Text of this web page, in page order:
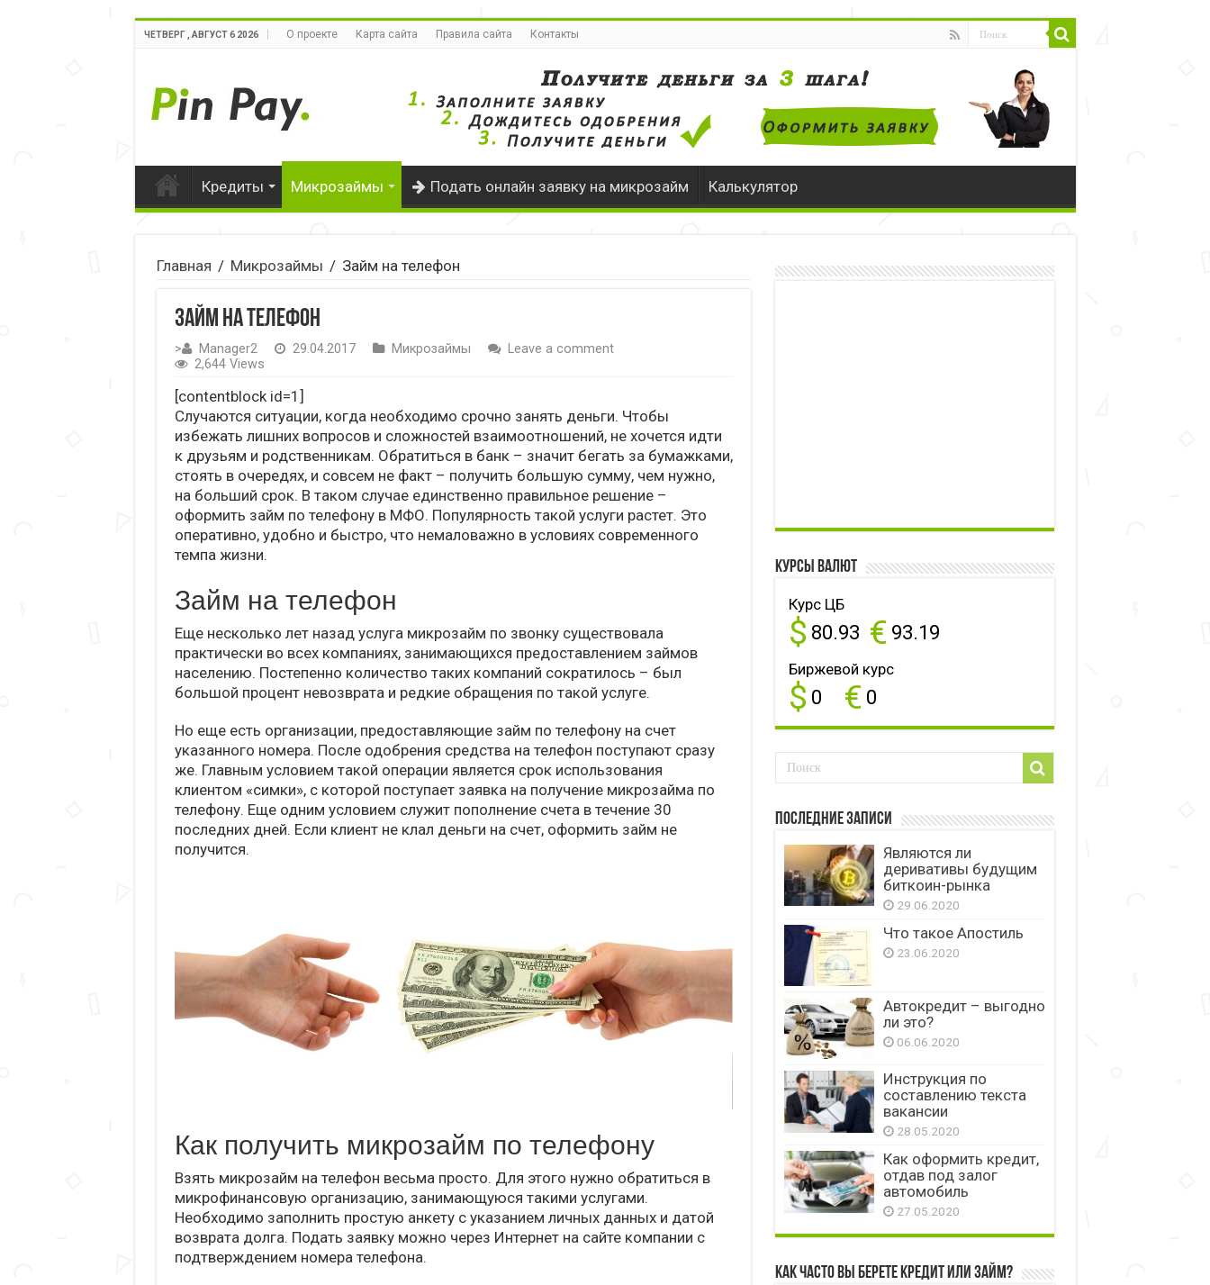
ЧЕТВЕРГ , АВГУСТ 6 2026 О проекте Карта сайта Правила сайта Контакты
Кредиты Микрозаймы Подать онлайн заявку на микрозайм Калькулятор
Главная / Микрозаймы / Займ на телефон
Займ на телефон
> Manager2 29.04.2017 Микрозаймы
Leave a comment
2,644 Views
[contentblock id=1]
Случаются ситуации, когда необходимо срочно занять деньги. Чтобы
избежать лишних вопросов и сложностей взаимоотношений, не хочется идти
к друзьям и родственникам. Обратиться в банк – значит бегать за бумажками,
стоять в очередях, и совсем не факт – получить большую сумму, чем нужно,
на больший срок. В таком случае единственно правильное решение –
оформить займ по телефону в МФО. Популярность такой услуги растет. Это
оперативно, удобно и быстро, что немаловажно в условиях современного
темпа жизни.
Займ на телефон
Еще несколько лет назад услуга микрозайм по звонку существовала
практически во всех компаниях, занимающихся предоставлением займов
населению. Постепенно количество таких компаний сократилось – был
большой процент невозврата и редкие обращения по такой услуге.
Но еще есть организации, предоставляющие займ по телефону на счет
указанного номера. После одобрения средства на телефон поступают сразу
же. Главным условием такой операции является срок использования
клиентом «симки», с которой поступает заявка на получение микрозайма по
телефону. Еще одним условием служит пополнение счета в течение 30
последних дней. Если клиент не клал деньги на счет, оформить займ не
получится.
Как получить микрозайм по телефону
Взять микрозайм на телефон весьма просто. Для этого нужно обратиться в
микрофинансовую организацию, занимающуюся такими услугами.
Необходимо заполнить простую анкету с указанием личных данных и датой
возврата долга. Подать заявку можно через Интернет на сайте компании с
подтверждением номера телефона.
Курсы валют
Курс ЦБ
$ 80.93 € 93.19
Биржевой курс
$ 0 € 0
Последние записи
Являются ли
деривативы будущим
биткоин-рынка
29.06.2020
Что такое Апостиль
23.06.2020
Автокредит – выгодно
ли это?
06.06.2020
Инструкция по
составлению текста
вакансии
28.05.2020
Как оформить кредит,
отдав под залог
автомобиль
27.05.2020
Как часто вы берете кредит или займ?